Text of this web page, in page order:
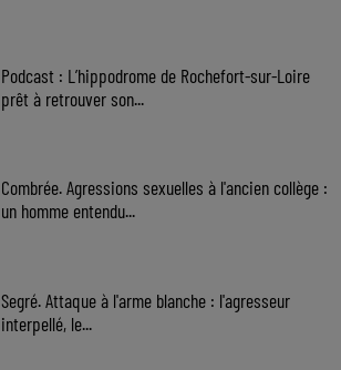
Podcast : L’hippodrome de Rochefort-sur-Loire
prêt à retrouver son...
Combrée. Agressions sexuelles à l'ancien collège :
un homme entendu...
Segré. Attaque à l'arme blanche : l'agresseur
interpellé, le...